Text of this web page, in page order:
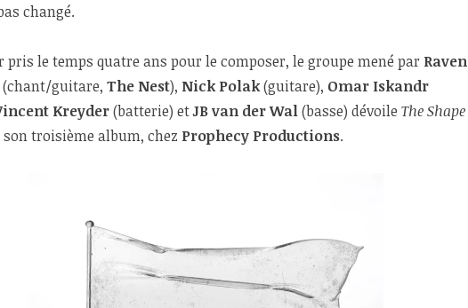
changé.
pris le temps quatre ans pour le composer, le groupe mené par Raven
(chant/guitare, The Nest), Nick Polak(guitare), Omar Iskandr
Kreyder(batterie) etJB van der Wal(basse) dévoile The Shape
son troisième album, chez Prophecy Productions.